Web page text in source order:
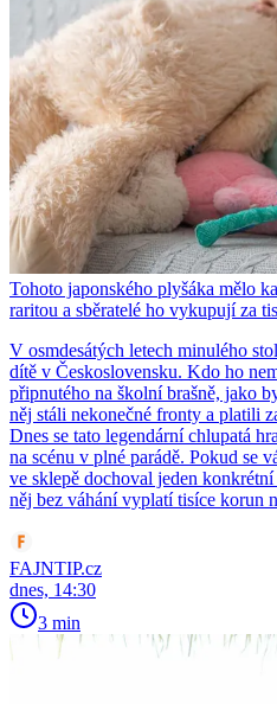
Tohoto japonského plyšáka mělo
raritou a sběratelé ho vykupují za
V osmdesátých letech minulého
dítě v Československu. Kdo ho
připnutého na školní brašně, jako
něj stáli nekonečné fronty a platili
Dnes se tato legendární chlupatá
na scénu v plné parádě. Pokud se
ve sklepě dochoval jeden
něj bez váhání vyplatí tisíce korun
FAJNTIP.cz
dnes, 14:30
3 min